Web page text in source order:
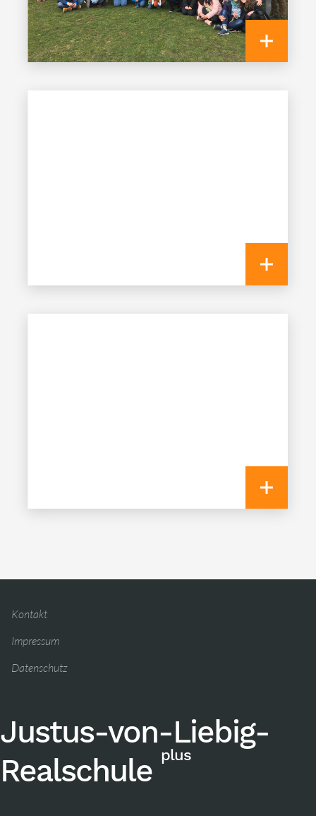
Kontakt
Impressum
Datenschutz
Justus-von-Liebig-
Realschule plus